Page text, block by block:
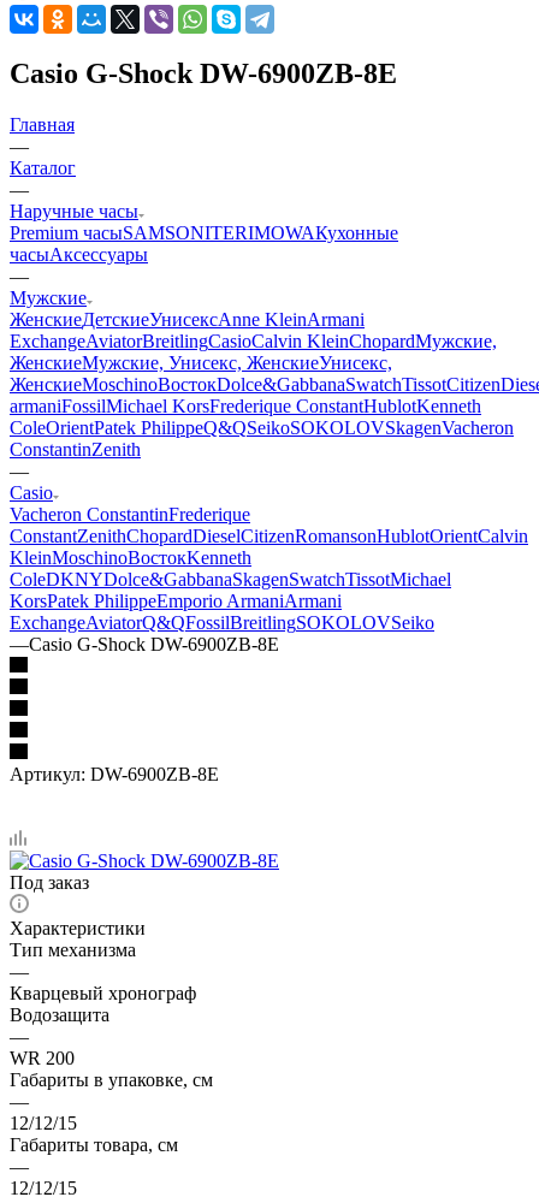
Casio G-Shock DW-6900ZB-8E
Главная
—
Каталог
—
Наручные часы
Premium часыSAMSONITERIMOWAКухонные
часыАксессуары
—
Мужские
ЖенскиеДетскиеУнисексAnne KleinArmani
ExchangeAviatorBreitlingCasioCalvin KleinChopardМужские,
ЖенскиеМужские, Унисекс, ЖенскиеУнисекс,
ЖенскиеMoschinoВостокDolce&GabbanaSwatchTissotCitizen
armaniFossilMichael KorsFrederique ConstantHublotKenneth
ColeOrientPatek PhilippeQ&QSeikoSOKOLOVSkagenVacheron
ConstantinZenith
—
Casio
Vacheron ConstantinFrederique
ConstantZenithChopardDieselCitizenRomansonHublotOrientCalvin
KleinMoschinoВостокKenneth
ColeDKNYDolce&GabbanaSkagenSwatchTissotMichael
KorsPatek PhilippeEmporio ArmaniArmani
ExchangeAviatorQ&QFossilBreitlingSOKOLOVSeiko
—Casio G-Shock DW-6900ZB-8E
Артикул: DW-6900ZB-8E
Под заказ
Характеристики
Тип механизма
—
Кварцевый хронограф
Водозащита
—
WR 200
Габариты в упаковке, см
—
12/12/15
Габариты товара, см
—
12/12/15